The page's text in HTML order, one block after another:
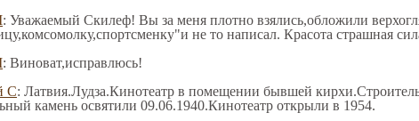
: Уважаемый Скилеф! Вы за меня плотно взялись,обложили
не то написал. Красота страшная
: Виноват,исправлюсь!
С: Латвия.Лудза.Кинотеатр в помещении бывшей
камень освятили 09.06.1940.Кинотеатр открыли в 1954.